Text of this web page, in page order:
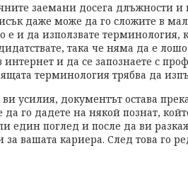
заемани досега длъжности и
даже може да го сложите в
е и да използвате терминология,
така че няма да е
интернет и да се запознаете с
терминология трябва да
усилия, документът остава
да го дадете на някой познат,
един поглед и после да ви
за вашата кариера. След това го